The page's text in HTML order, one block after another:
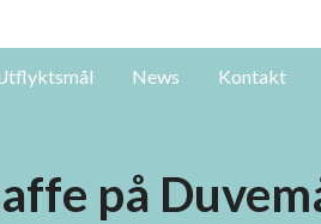
News Kontakt
på